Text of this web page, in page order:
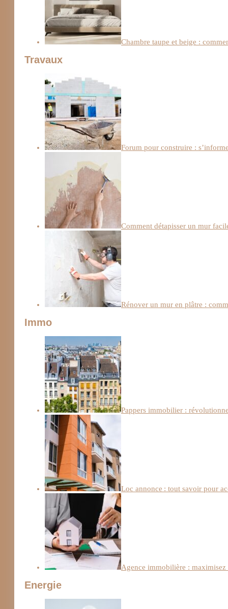
Chambre taupe et beige :
Travaux
Forum pour construire :
Comment détapisser un mur
Rénover un mur en plâtre :
Immo
Pappers immobilier :
Loc annonce : tout savoir pour
Agence immobilière :
Energie